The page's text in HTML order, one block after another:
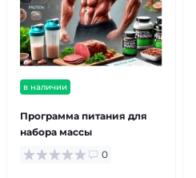
в наличии
Программа питания для
набора массы
0